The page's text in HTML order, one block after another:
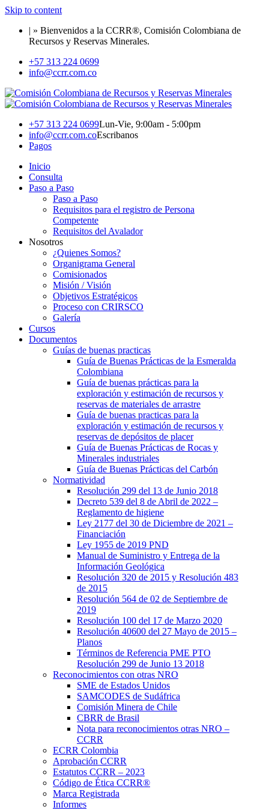
Skip to content
| » Bienvenidos a la CCRR®, Comisión Colombiana de
Recursos y Reservas Minerales.
+57 313 224 0699
info@ccrr.com.co
+57 313 224 0699Lun-Vie, 9:00am - 5:00pm
info@ccrr.com.coEscribanos
Pagos
Inicio
Consulta
Paso a Paso
Paso a Paso
Requisitos para el registro de Persona
Competente
Requisitos del Avalador
Nosotros
¿Quienes Somos?
Organigrama General
Comisionados
Misión / Visión
Objetivos Estratégicos
Proceso con CRIRSCO
Galería
Cursos
Documentos
Guías de buenas practicas
Guía de Buenas Prácticas de la Esmeralda
Colombiana
Guía de buenas prácticas para la
exploración y estimación de recursos y
reservas de materiales de arrastre
Guía de buenas practicas para la
exploración y estimación de recursos y
reservas de depósitos de placer
Guía de Buenas Prácticas de Rocas y
Minerales industriales
Guía de Buenas Prácticas del Carbón
Normatividad
Resolución 299 del 13 de Junio 2018
Decreto 539 del 8 de Abril de 2022 –
Reglamento de higiene
Ley 2177 del 30 de Diciembre de 2021 –
Financiación
Ley 1955 de 2019 PND
Manual de Suministro y Entrega de la
Información Geológica
Resolución 320 de 2015 y Resolución 483
de 2015
Resolución 564 de 02 de Septiembre de
2019
Resolución 100 del 17 de Marzo 2020
Resolución 40600 del 27 Mayo de 2015 –
Planos
Términos de Referencia PME PTO
Resolución 299 de Junio 13 2018
Reconocimientos con otras NRO
SME de Estados Unidos
SAMCODES de Sudáfrica
Comisión Minera de Chile
CBRR de Brasil
Nota para reconocimientos otras NRO –
CCRR
ECRR Colombia
Aprobación CCRR
Estatutos CCRR – 2023
Código de Ética CCRR®
Marca Registrada
Informes